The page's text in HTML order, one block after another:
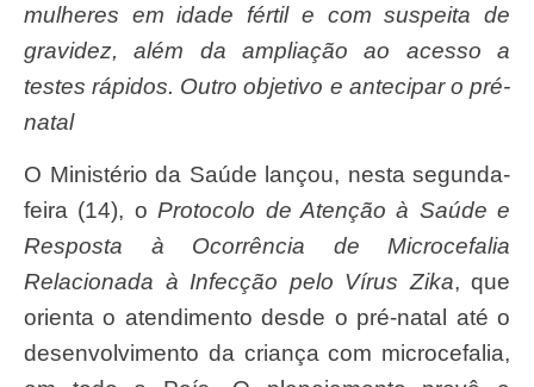
mulheres em idade fértil e com suspeita de
gravidez, além da ampliação ao acesso a
testes rápidos. Outro objetivo e antecipar o pré-
natal
O Ministério da Saúde lançou, nesta segunda-
feira (14), oProtocolo de Atenção à Saúde e
Resposta à Ocorrência de Microcefalia
Relacionada à Infecção pelo Vírus Zika, que
orienta o atendimento desde o pré-natal até o
desenvolvimento da criança com microcefalia,